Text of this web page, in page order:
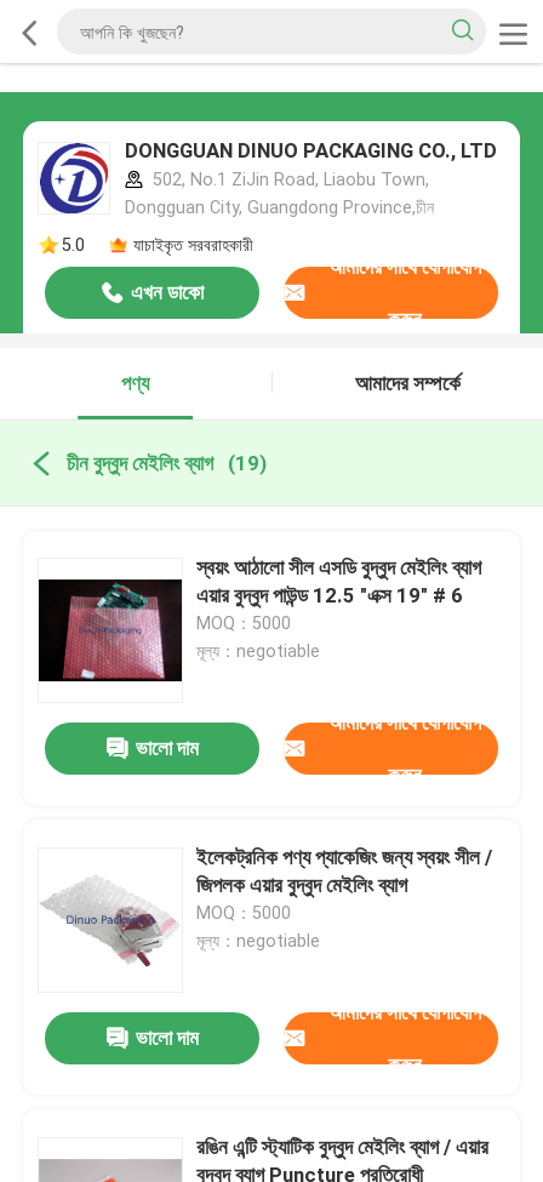
DONGGUAN DINUO PACKAGING CO., LTD
502, No.1 ZiJin Road, Liaobu Town,
Dongguan City, Guangdong Province,চীন
5.0
যাচাইকৃত সরবরাহকারী
এখন ডাকো
আমাদের সাথে যোগাযোগ
করুন
পণ্য আমাদের সম্পর্কে
চীন বুদ্বুদ মেইলিং ব্যাগ (19)
স্বয়ং আঠালো সীল এসডি বুদ্বুদ মেইলিং ব্যাগ
এয়ার বুদ্বুদ পাউন্ড 12.5 "এক্স 19" # 6
MOQ：5000
মূল্য：negotiable
ভালো দাম
আমাদের সাথে যোগাযোগ
করুন
ইলেকট্রনিক পণ্য প্যাকেজিং জন্য স্বয়ং সীল /
জিপলক এয়ার বুদ্বুদ মেইলিং ব্যাগ
MOQ：5000
মূল্য：negotiable
ভালো দাম
আমাদের সাথে যোগাযোগ
করুন
রঙিন এন্টি স্ট্যাটিক বুদ্বুদ মেইলিং ব্যাগ / এয়ার
বুদ্বুদ ব্যাগ Puncture প্রতিরোধী